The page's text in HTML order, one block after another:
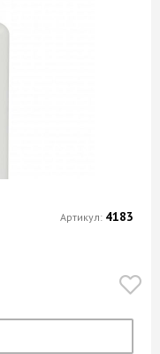
Артикул: 4183